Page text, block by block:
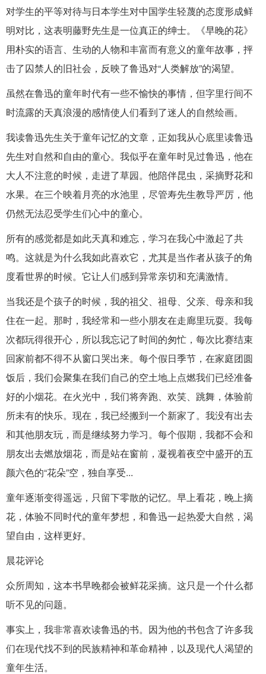
对学生的平等对待与日本学生对中国学生轻蔑的态度形成鲜
明对比，这表明藤野先生是一位真正的绅士。《早晚的花》
用朴实的语言、生动的人物和丰富而有意义的童年故事，抨
击了囚禁人的旧社会，反映了鲁迅对“人类解放”的渴望。
虽然在鲁迅的童年时代有一些不愉快的事情，但字里行间不
时流露的天真浪漫的感情使人们看到了迷人的自然绘画。
我读鲁迅先生关于童年记忆的文章，正如我从心底里读鲁迅
先生对自然和自由的童心。我似乎在童年时见过鲁迅，他在
大人不注意的时候，走进了草园。他陪伴昆虫，采摘野花和
水果。在三个映着月亮的水池里，尽管寿先生教导严厉，他
仍然无法忍受学生们心中的童心。
所有的感觉都是如此天真和难忘，学习在我心中激起了共
鸣。这就是为什么我如此喜欢它，尤其是当作者从孩子的角
度看世界的时候。它让人们感到异常亲切和充满激情。
当我还是个孩子的时候，我的祖父、祖母、父亲、母亲和我
住在一起。那时，我经常和一些小朋友在走廊里玩耍。我每
次都玩得很开心，所以我忘记了时间的匆忙，每次比赛结束
回家前都不得不从窗口哭出来。每个假日季节，在家庭团圆
饭后，我们会聚集在我们自己的空土地上点燃我们已经准备
好的小烟花。在火光中，我们将奔跑、欢笑、跳舞，体验前
所未有的快乐。现在，我已经搬到一个新家了。我没有出去
和其他朋友玩，而是继续努力学习。每个假期，我都不会和
朋友出去燃放烟花，而是站在窗前，凝视着夜空中盛开的五
颜六色的“花朵”空，独自享受...
童年逐渐变得遥远，只留下零散的记忆。早上看花，晚上摘
花，体验不同时代的童年梦想，和鲁迅一起热爱大自然，渴
望自由，这样更好。
晨花评论
众所周知，这本书早晚都会被鲜花采摘。这只是一个什么都
听不见的问题。
事实上，我非常喜欢读鲁迅的书。因为他的书包含了许多我
们在现代找不到的民族精神和革命精神，以及现代人渴望的
童年生活。